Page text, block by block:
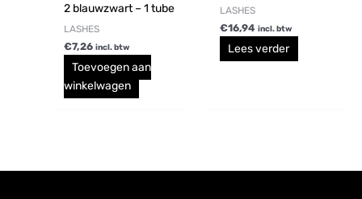
2 blauwzwart – 1 tube
LASHES
€7,26 incl. btw
Toevoegen aan
winkelwagen
LASHES
€16,94 incl. btw
Lees verder